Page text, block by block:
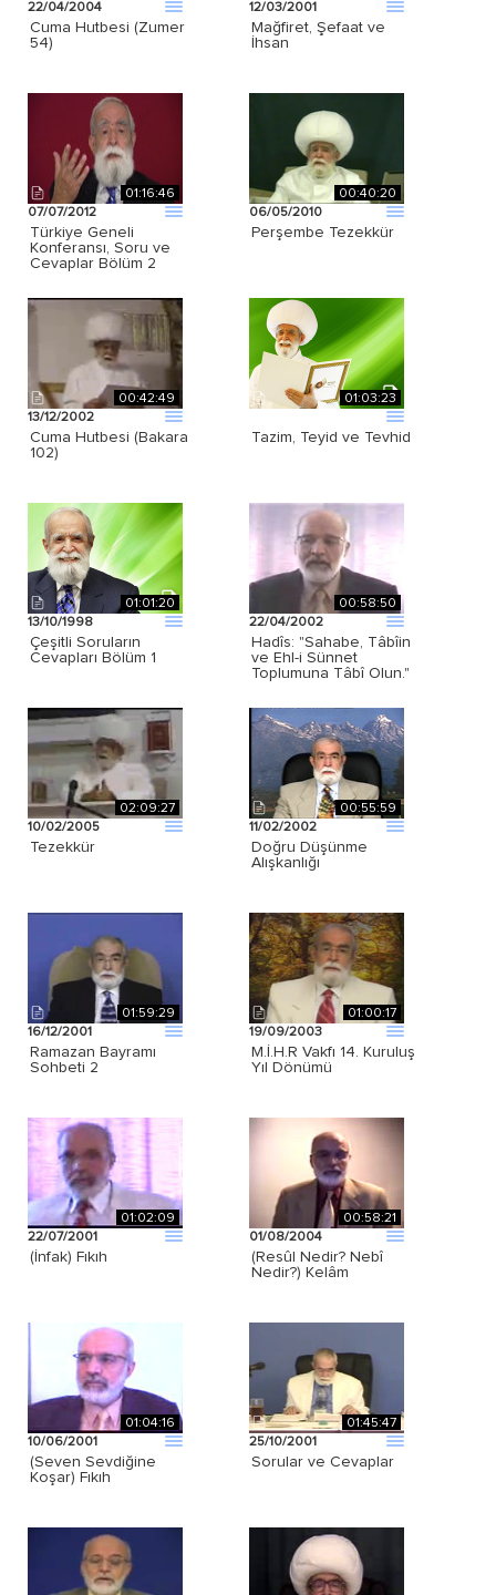
22/04/2004
Cuma Hutbesi (Zumer
54)
12/03/2001
Mağfiret, Şefaat ve
İhsan
01:16:46
07/07/2012
Türkiye Geneli
Konferansı, Soru ve
Cevaplar Bölüm 2
00:40:20
06/05/2010
Perşembe Tezekkür
00:42:49
13/12/2002
Cuma Hutbesi (Bakara
102)
01:03:23
Tazim, Teyid ve Tevhid
01:01:20
13/10/1998
Çeşitli Soruların
Cevapları Bölüm 1
00:58:50
22/04/2002
Hadîs: "Sahabe, Tâbîin
ve Ehl-i Sünnet
Toplumuna Tâbî Olun."
02:09:27
10/02/2005
Tezekkür
00:55:59
11/02/2002
Doğru Düşünme
Alışkanlığı
01:59:29
16/12/2001
Ramazan Bayramı
Sohbeti 2
01:00:17
19/09/2003
M.İ.H.R Vakfı 14. Kuruluş
Yıl Dönümü
01:02:09
22/07/2001
(İnfak) Fıkıh
00:58:21
01/08/2004
(Resûl Nedir? Nebî
Nedir?) Kelâm
01:04:16
10/06/2001
(Seven Sevdiğine
Koşar) Fıkıh
01:45:47
25/10/2001
Sorular ve Cevaplar